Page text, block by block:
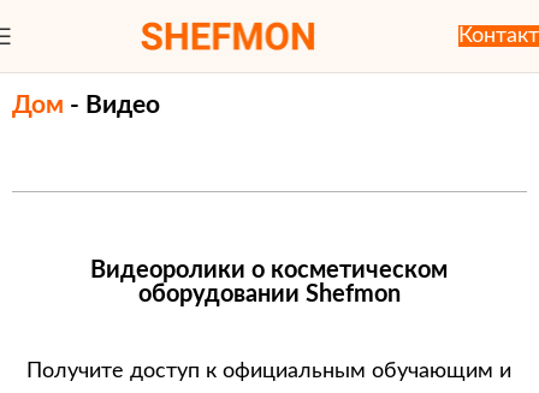
Контакт
Дом - Видео
Видеоролики о косметическом
оборудовании Shefmon
Получите доступ к официальным обучающим и